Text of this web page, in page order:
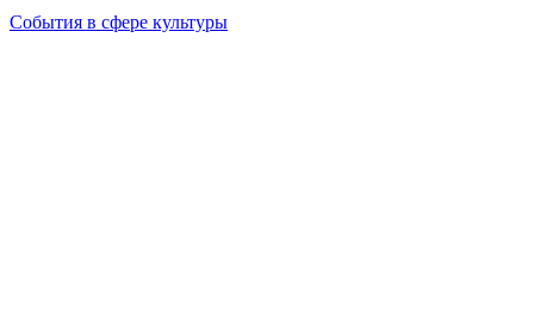
События в сфере культуры